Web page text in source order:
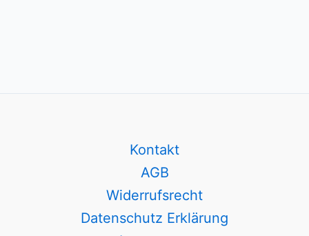
Kontakt
AGB
Widerrufsrecht
Datenschutz Erklärung